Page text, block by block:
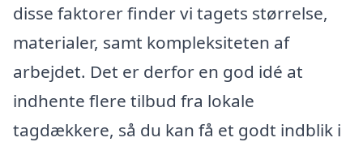
disse faktorer finder vi tagets størrelse,
materialer, samt kompleksiteten af
arbejdet. Det er derfor en god idé at
indhente flere tilbud fra lokale
tagdækkere, så du kan få et godt indblik i